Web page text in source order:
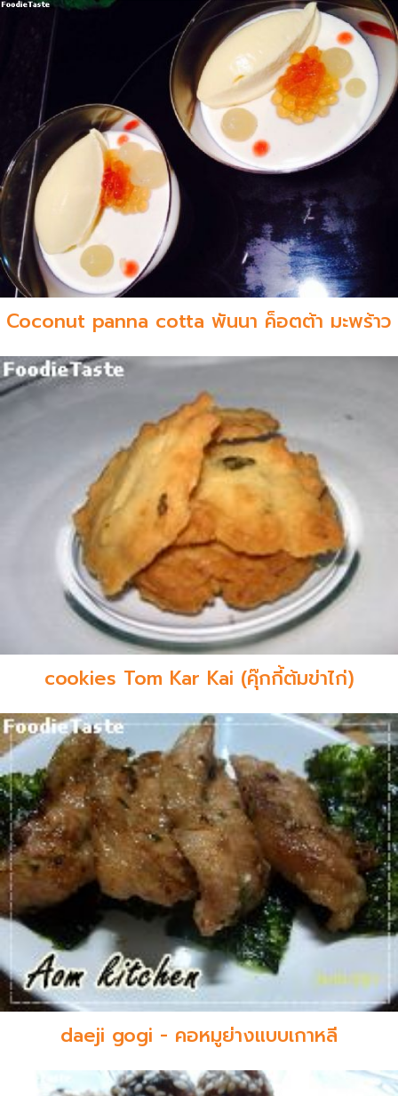
Coconut panna cotta พันนา ค็อตต้า มะพร้าว
cookies Tom Kar Kai (คุ๊กกี้ต้มข่าไก่)
daeji gogi - คอหมูย่างแบบเกาหลี